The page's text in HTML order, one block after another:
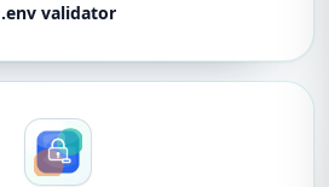
.env validator